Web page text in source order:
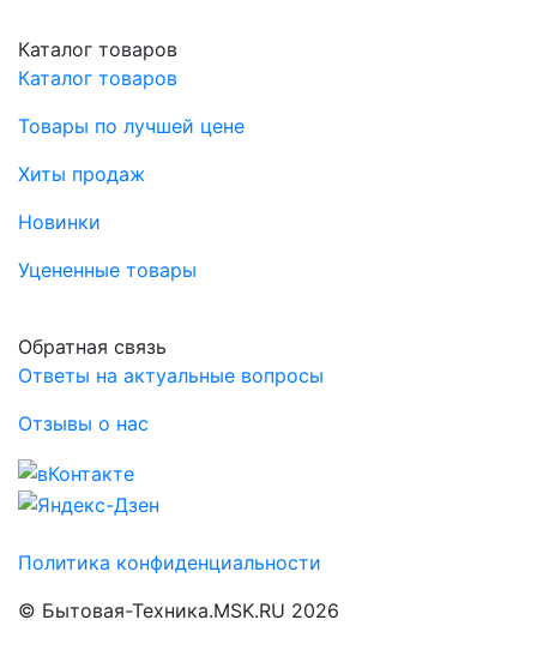
Каталог товаров
Каталог товаров
Товары по лучшей цене
Хиты продаж
Новинки
Уцененные товары
Обратная связь
Ответы на актуальные вопросы
Отзывы о нас
Политика конфиденциальности
© Бытовая-Техника.MSK.RU 2026